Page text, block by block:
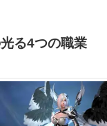
る4つの職業